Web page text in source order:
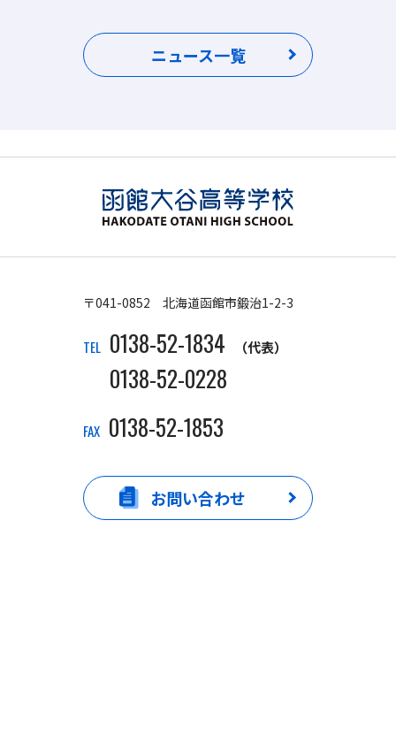
ニュース一覧
〒041-0852 北海道函館市鍛治1-2-3
TEL 0138-52-1834 （代表）
0138-52-0228
FAX 0138-52-1853
お問い合わせ